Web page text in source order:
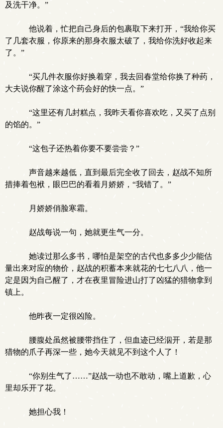
及洗干净。”
他说着，忙把自己身后的包裹取下来打开，“我给你买
了几套衣服，你原来的那身衣服太破了，我给你洗好收起来
了。”
“买几件衣服你好换着穿，我去回春堂给你换了种药，
大夫说你醒了涂这个药会好的快一点。”
“这里还有几封糕点，我昨天看你喜欢吃，又买了点别
的馅的。”
“这包子还热着你要不要尝尝？”
声音越来越低，直到最后完全收了回去，赵战不知所
措捧着包袱，眼巴巴的看着月娇娇，“我错了。”
月娇娇俏脸寒霜。
赵战每说一句，她就更生气一分。
她读过那么多书，哪怕是架空的古代也多多少少能估
量出来对应的物价，赵战的积蓄本来就花的七七八八，他一
定是因为自己醒了，才在夜里冒险进山打了凶猛的猎物拿到
镇上。
他昨夜一定很凶险。
腰腹处虽然被腰带挡住了，但血迹已经泅开，若是那
猎物的爪子再深一些，她今天就见不到这个人了！
“你别生气了……”赵战一动也不敢动，嘴上道歉，心
里却乐开了花。
她担心我！